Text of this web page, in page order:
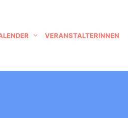
VERANSTALTERINNEN